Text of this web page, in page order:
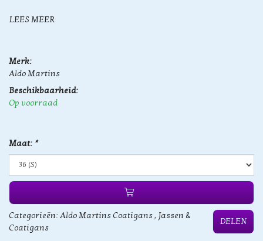
LEES MEER
Merk:
Aldo Martins
Beschikbaarheid:
Op voorraad
Maat: *
Categorieën: Aldo Martins Coatigans, Jassen &
Coatigans
DELEN